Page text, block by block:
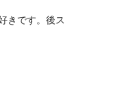
きです。後ス